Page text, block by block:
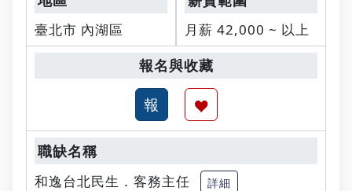
臺北市 內湖區 月薪 42,000 ~ 以上
和逸台北民生．客務主任 詳細